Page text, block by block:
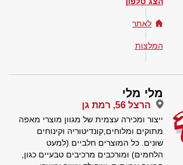
לאתר
המלצות
מלי מלי
הרצל 56, רמת גן
ייצור ומכירה עצמית של מגוון מוצרי מאפה
מתוקים ומלוחים,קונדיטוריה וקינוחים
שונים. כל המוצרים חלביים (למעט
הלחמים) ומורכבים מרכיבים טבעיים כגון,